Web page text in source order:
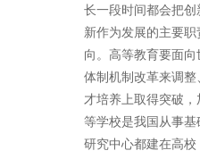
长一段时间都会把
新作为发展的主要
向。高等教育要面
体制机制改革来调
才培养上取得突破
等学校是我国从事基
研究中心都建在高